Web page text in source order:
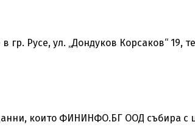
Русе, ул. „Дондуков Корсаков“ 19,
които ФИНИНФО.БГ ООД събира с